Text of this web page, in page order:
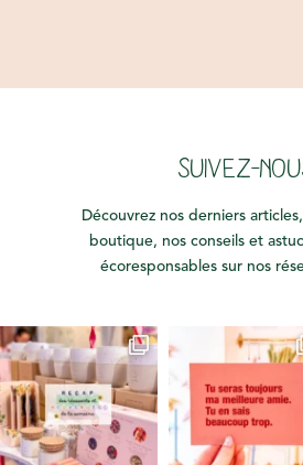
SUIVEZ-
Découvrez nos derniers
boutique, nos conseils et
écoresponsables sur nos